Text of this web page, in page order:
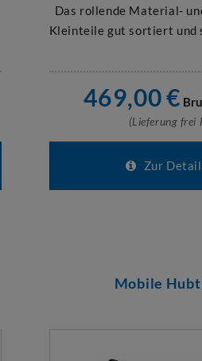
Das rollende Material-
Kleinteile gut sortiert und
469,00€
(Lieferung frei
Zur
Mobile